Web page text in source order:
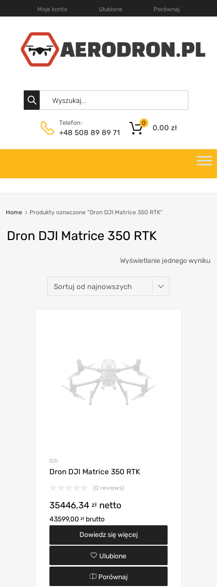
Moje konto Ulubione Porównaj
Telefon:
+48 508 89 89 71
0,00 zł
0
Home Produkty oznaczone “Dron DJI Matrice 350 RTK”
Dron DJI Matrice 350 RTK
Wyświetlanie jednego wyniku
DJI
Dron DJI Matrice 350 RTK
(0 reviews)
35446,34 zł netto
43599,00 zł brutto
Dowiedz się więcej
Ulubione
Porównaj